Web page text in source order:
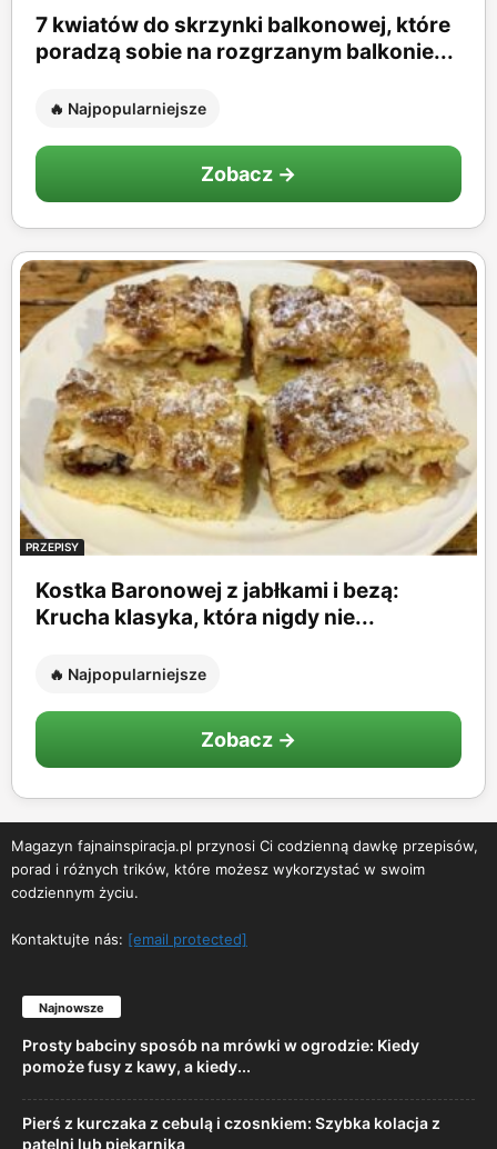
7 kwiatów do skrzynki balkonowej, które
poradzą sobie na rozgrzanym balkonie...
🔥 Najpopularniejsze
Zobacz →
PRZEPISY
Kostka Baronowej z jabłkami i bezą:
Krucha klasyka, która nigdy nie...
🔥 Najpopularniejsze
Zobacz →
Magazyn fajnainspiracja.pl przynosi Ci codzienną dawkę przepisów,
porad i różnych trików, które możesz wykorzystać w swoim
codziennym życiu.
Kontaktujte nás: [email protected]
Najnowsze
Prosty babciny sposób na mrówki w ogrodzie: Kiedy
pomoże fusy z kawy, a kiedy...
Pierś z kurczaka z cebulą i czosnkiem: Szybka kolacja z
patelni lub piekarnika